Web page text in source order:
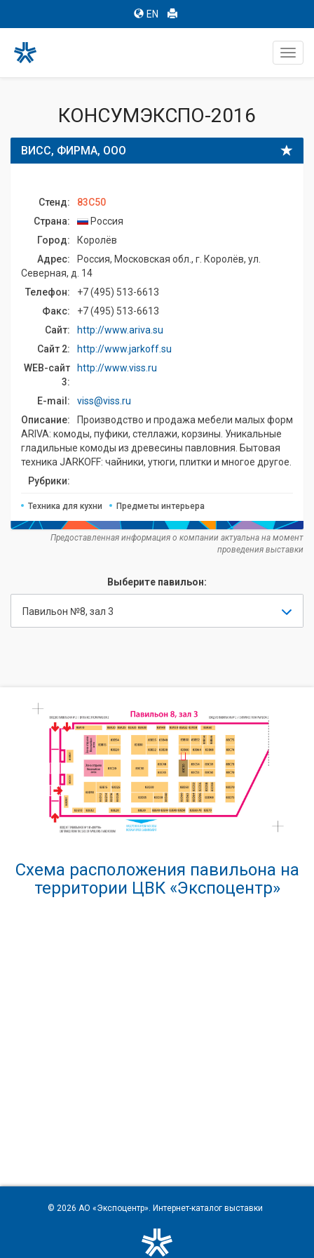
EN
КОНСУМЭКСПО-2016
ВИСС, ФИРМА, ООО
Стенд:
83C50
Страна:
Россия
Город:
Королёв
Адрес:
Россия, Московская обл., г. Королёв, ул.
Северная, д. 14
Телефон:
+7 (495) 513-6613
Факс:
+7 (495) 513-6613
Сайт:
http://www.ariva.su
Сайт 2:
http://www.jarkoff.su
WEB-сайт
3:
http://www.viss.ru
E-mail:
viss@viss.ru
Описание:
Производство и продажа мебели малых форм
ARIVA: комоды, пуфики, стеллажи, корзины. Уникальные
гладильные комоды из древесины павловния. Бытовая
техника JARKOFF: чайники, утюги, плитки и многое другое.
Рубрики:
Техника для кухни Предметы интерьера
Предоставленная информация о компании актуальна на момент
проведения выставки
Выберите павильон:
Павильон №8, зал 3
Схема расположения павильона на
территории ЦВК «Экспоцентр»
© 2026 АО «Экспоцентр». Интернет-каталог выставки